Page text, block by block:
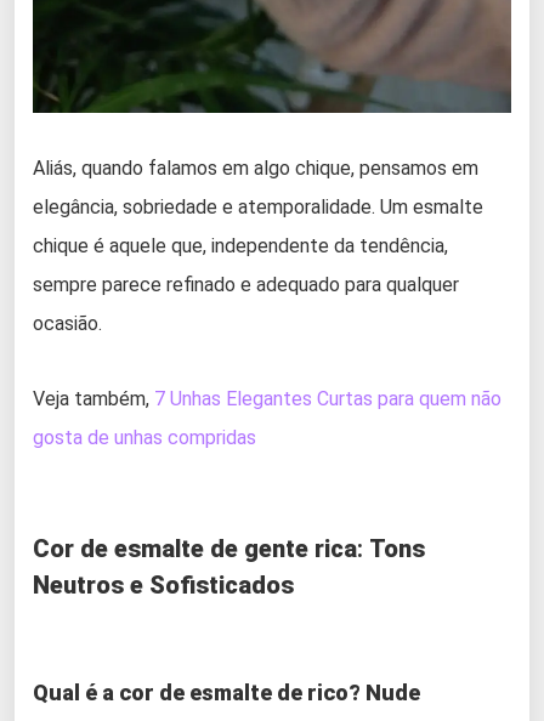
Aliás, quando falamos em algo chique, pensamos em
elegância, sobriedade e atemporalidade. Um esmalte
chique é aquele que, independente da tendência,
sempre parece refinado e adequado para qualquer
ocasião.
Veja também, 7 Unhas Elegantes Curtas para quem não
gosta de unhas compridas
Cor de esmalte de gente rica: Tons
Neutros e Sofisticados
Qual é a cor de esmalte de rico? Nude